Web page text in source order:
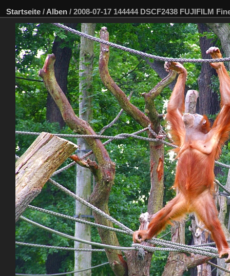
Startseite / Alben / 2008-07-17 144444 DSCF2438 FUJIFILM